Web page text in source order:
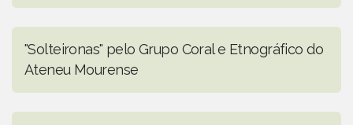
"Solteironas" pelo Grupo Coral e Etnográfico do
Ateneu Mourense